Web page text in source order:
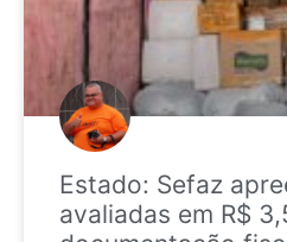
Estado: Sefaz
avaliadas em R$